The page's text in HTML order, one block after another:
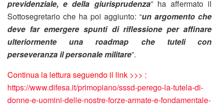
previdenziale, e della giurisprudenza” ha affermato il
Sottosegretario che ha poi aggiunto: “un argomento che
deve far emergere spunti di riflessione per affinare
ulteriormente una roadmap che tuteli con
perseveranza il personale militare”.
Continua la lettura seguendo il link >>> :
https://www.difesa.it/primopiano/sssd-perego-la-tutela-di-
donne-e-uomini-delle-nostre-forze-armate-e-fondamentale-